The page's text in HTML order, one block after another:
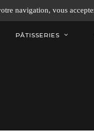
PÂTISSERIES
navigation, vous